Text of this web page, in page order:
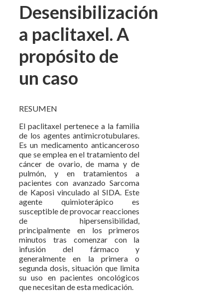
Desensibilización
a paclitaxel. A
propósito de
un caso
RESUMEN
El paclitaxel pertenece a la familia
de los agentes antimicrotubulares.
Es un medicamento anticanceroso
que se emplea en el tratamiento del
cáncer de ovario, de mama y de
pulmón, y en tratamientos a
pacientes con avanzado Sarcoma
de Kaposi vinculado al SIDA. Este
agente quimioterápico es
susceptible de provocar reacciones
de hipersensibilidad,
principalmente en los primeros
minutos tras comenzar con la
infusión del fármaco y
generalmente en la primera o
segunda dosis, situación que limita
su uso en pacientes oncológicos
que necesitan de esta medicación.